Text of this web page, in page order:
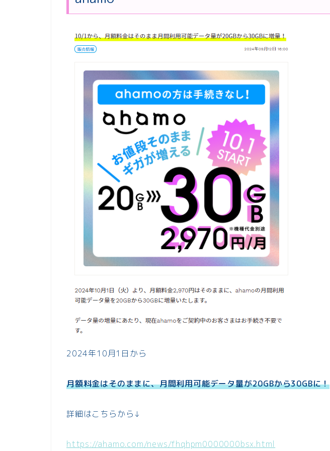
2024年10月1日から
月額料金はそのままに、月間利用可能データ量が20GBから30GBに！
詳細はこちらから↓
https://ahamo.com/news/fhqhpm0000000bsx.html